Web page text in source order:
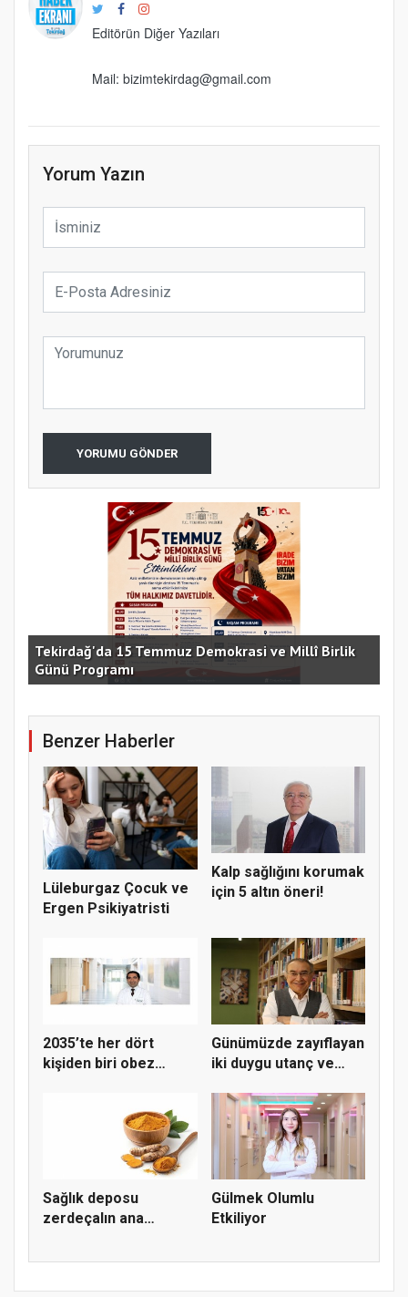
Editörün Diğer Yazıları
Mail: bizimtekirdag@gmail.com
Yorum Yazın
YORUMU GÖNDER
Tekirdağ'da 15 Temmuz Demokrasi ve Millî Birlik
Günü Programı
Benzer Haberler
Lüleburgaz Çocuk ve
Ergen Psikiyatristi
Kalp sağlığını korumak
için 5 altın öneri!
2035’te her dört
kişiden biri obez
Günümüzde zayıflayan
iki duygu utanç ve
Sağlık deposu
zerdeçalın ana
Gülmek Olumlu
Etkiliyor